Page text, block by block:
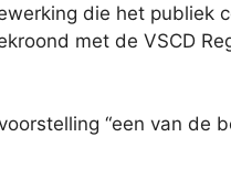
die het publiek
met de VSCD
“een van de